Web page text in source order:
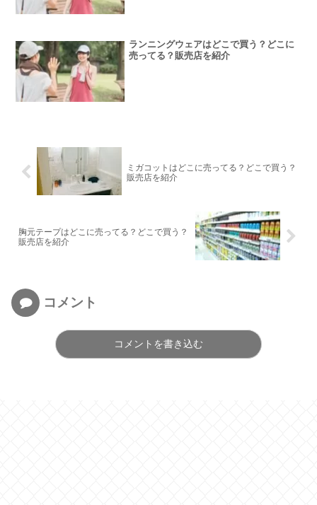
ランニングウェアはどこで買う？どこに
売ってる？販売店を紹介
ミガコットはどこに売ってる？どこで買う？
販売店を紹介
胸元テープはどこに売ってる？どこで買う？
販売店を紹介
コメント
コメントを書き込む